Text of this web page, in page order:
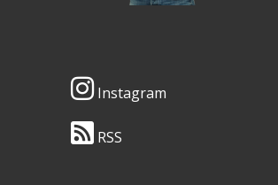
Instagram
RSS